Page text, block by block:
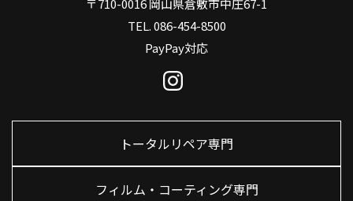
〒710-0016 岡山県倉敷市中庄67-1
TEL. 086-454-8500
PayPay対応
トータルリペア専門
フィルム・コーティング専門